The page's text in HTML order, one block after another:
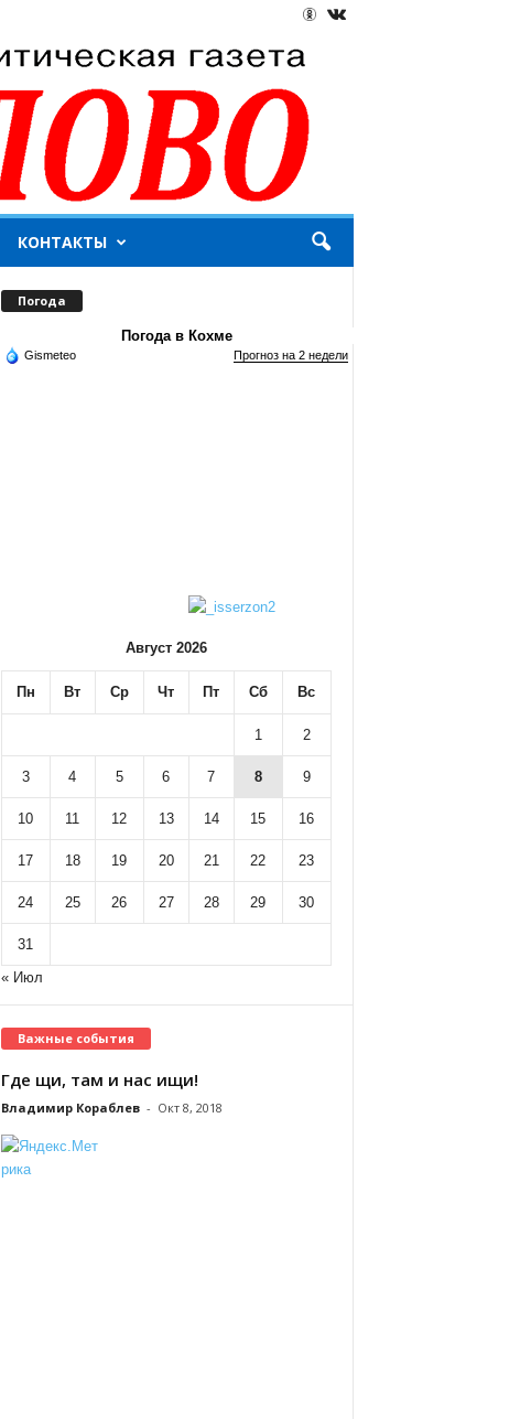
КОНТАКТЫ
Погода
Погода в Кохме
Gismeteo Прогноз на 2 недели
Август 2026
Пн Вт Ср Чт Пт Сб Вс
1 2
3 4 5 6 7 8 9
10 11 12 13 14 15 16
17 18 19 20 21 22 23
24 25 26 27 28 29 30
31
« Июл
Важные события
Где щи, там и нас ищи!
Владимир Кораблев - Окт 8, 2018